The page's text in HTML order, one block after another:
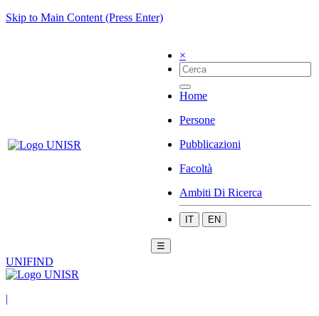
Skip to Main Content (Press Enter)
×
Home
Persone
Pubblicazioni
Facoltà
Ambiti Di Ricerca
IT EN
☰
UNIFIND
|